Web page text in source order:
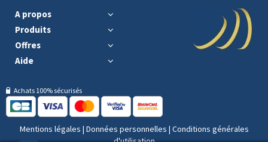
A propos
Produits
Offres
Aide
Achats 100% sécurisés
Mentions légales | Données personnelles | Conditions générales